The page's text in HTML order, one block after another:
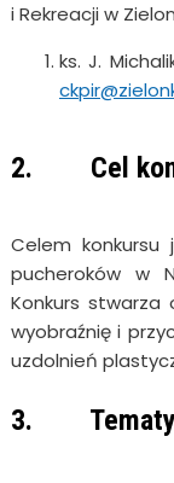
i Rekreacji w
ks. J.
2. Cel
Celem
pucheroków w
Konkurs
wyobraźnię i
uzdolnień
3.